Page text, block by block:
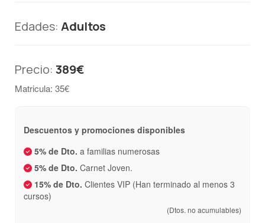
Edades: Adultos
Precio: 389€
Matricula: 35€
Descuentos y promociones disponibles
5% de Dto. a familias numerosas
5% de Dto. Carnet Joven.
15% de Dto. Clientes VIP (Han terminado al menos 3
cursos)
(Dtos. no acumulables)